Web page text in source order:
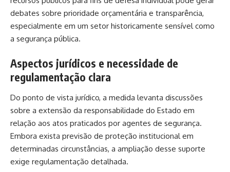
debates sobre prioridade orçamentária e transparência,
especialmente em um setor historicamente sensível como
a segurança pública.
Aspectos jurídicos e necessidade de
regulamentação clara
Do ponto de vista jurídico, a medida levanta discussões
sobre a extensão da responsabilidade do Estado em
relação aos atos praticados por agentes de segurança.
Embora exista previsão de proteção institucional em
determinadas circunstâncias, a ampliação desse suporte
exige regulamentação detalhada.